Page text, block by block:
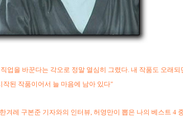
업을 바꾼다는 각오로 정말 열심히 그렸다. 내 작품도 오래되
된 작품이어서 늘 마음에 남아 있다"
겨레 구본준 기자와의 인터뷰, 허영만이 뽑은 나의 베스트 4